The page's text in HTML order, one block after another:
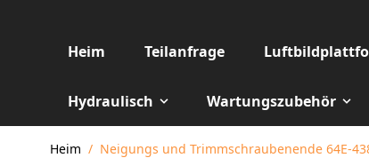
Heim Teilanfrage
Hydraulisch Wartungszubehör
Heim / Neigungs und Trimmschraubenende 64E-